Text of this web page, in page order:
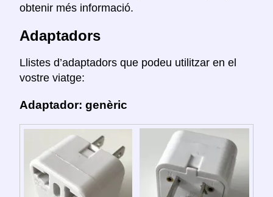
obtenir més informació.
Adaptadors
Llistes d’adaptadors que podeu utilitzar en el
vostre viatge:
Adaptador: genèric